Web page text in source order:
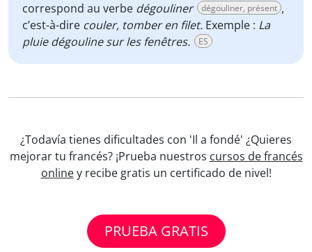
correspond au verbe dégouliner dégouliner, présent ,
c’est-à-dire couler, tomber en filet. Exemple : La
pluie dégouline sur les fenêtres.
ES
¿Todavía tienes dificultades con 'Il a fondé' ¿Quieres
mejorar tu francés? ¡Prueba nuestros cursos de francés
onliney recibe gratis un certificado de nivel!
PRUEBA GRATIS